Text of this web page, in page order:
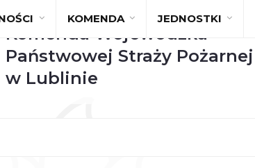
Komenda Wojewódzka
Państwowej Straży Pożarnej
w Lublinie
KOMENDA JEDNOSTKI